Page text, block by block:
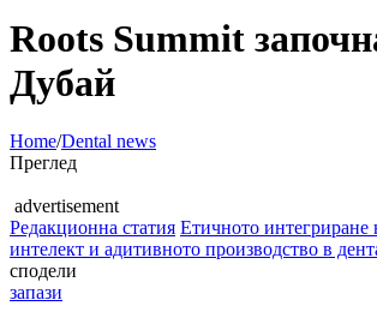
Roots Summit
Дубай
Home/Dental news
Преглед
advertisement
Редакционна статия Етичното интегриране
интелект и адитивното производство в
сподели
запази